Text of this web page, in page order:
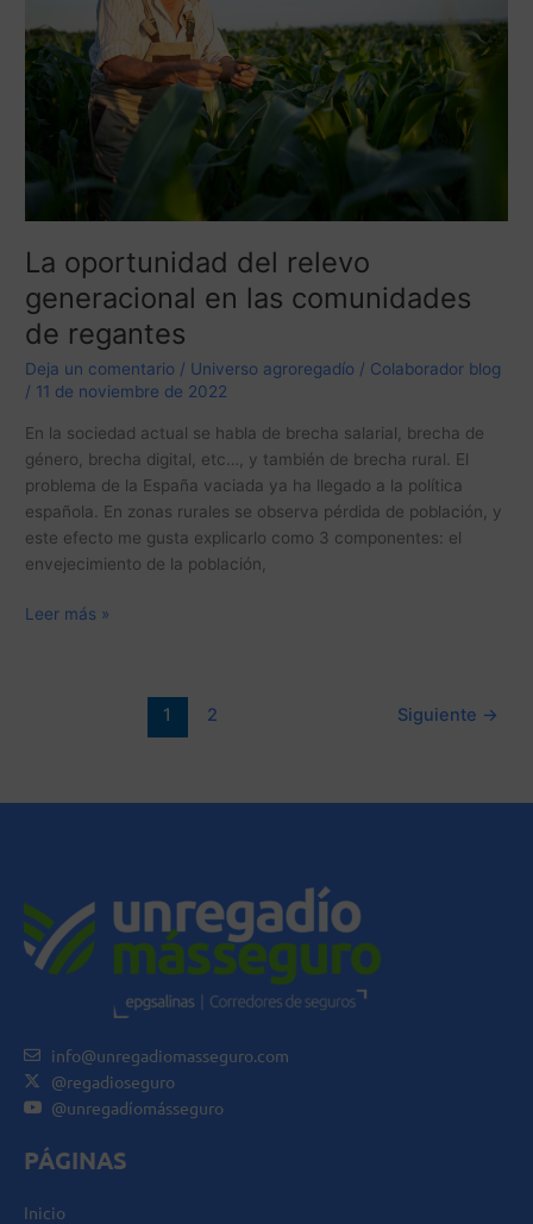
La oportunidad del relevo
generacional en las comunidades
de regantes
Deja un comentario / Universo agroregadío / Colaborador blog
/ 11 de noviembre de 2022
En la sociedad actual se habla de brecha salarial, brecha de
género, brecha digital, etc…, y también de brecha rural. El
problema de la España vaciada ya ha llegado a la política
española. En zonas rurales se observa pérdida de población, y
este efecto me gusta explicarlo como 3 componentes: el
envejecimiento de la población,
generacional
las
comunidades
regantes
Leer más »
1 2 Siguiente →
info@unregadiomasseguro.com
@regadioseguro
@unregadíomásseguro
PÁGINAS
Inicio